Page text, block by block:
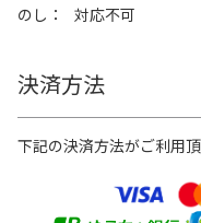
のし
対応不可
決済方法
下記の決済方法がご利用頂